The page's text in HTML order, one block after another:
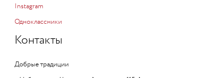
Instagram
Одноклассники
Контакты
Добрые традиции